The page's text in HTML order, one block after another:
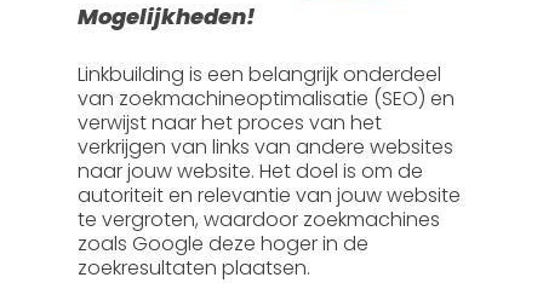
Mogelijkheden!
Linkbuilding is een belangrijk onderdeel
van zoekmachineoptimalisatie (SEO) en
verwijst naar het proces van het
verkrijgen van links van andere websites
naar jouw website. Het doel is om de
autoriteit en relevantie van jouw website
te vergroten, waardoor zoekmachines
zoals Google deze hoger in de
zoekresultaten plaatsen.